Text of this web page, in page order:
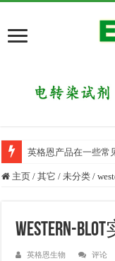
英格恩产品在一些常
主页 / 其它 / 未分类 /
western-
英格恩生物 评论